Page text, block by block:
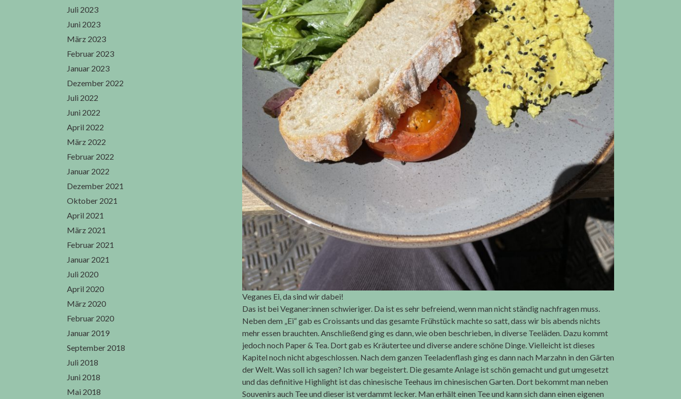
Veganes Ei, da sind wir dabei!
Das ist bei Veganer:innen schwieriger. Da ist es sehr befreiend, wenn man nicht ständig nachfragen muss.
Neben dem „Ei“ gab es Croissants und das gesamte Frühstück machte so satt, dass wir bis abends nichts
mehr essen brauchten. Anschließend ging es dann, wie oben beschrieben, in diverse Teeläden. Dazu kommt
jedoch noch Paper & Tea. Dort gab es Kräutertee und diverse andere schöne Dinge. Vielleicht ist dieses
Kapitel noch nicht abgeschlossen. Nach dem ganzen Teeladenflash ging es dann nach Marzahn in den Gärten
der Welt. Was soll ich sagen? Ich war begeistert. Die gesamte Anlage ist schön gemacht und gut umgesetzt
und das definitive Highlight ist das chinesische Teehaus im chinesischen Garten. Dort bekommt man neben
Souvenirs auch Tee und dieser ist verdammt lecker. Man erhält einen Tee und kann sich dann einen eigenen
Juli 2023
Juni 2023
März 2023
Februar 2023
Januar 2023
Dezember 2022
Juli 2022
Juni 2022
April 2022
März 2022
Februar 2022
Januar 2022
Dezember 2021
Oktober 2021
April 2021
März 2021
Februar 2021
Januar 2021
Juli 2020
April 2020
März 2020
Februar 2020
Januar 2019
September 2018
Juli 2018
Juni 2018
Mai 2018